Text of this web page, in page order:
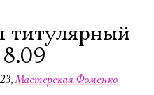
титулярный
,Мастерская Фоменко